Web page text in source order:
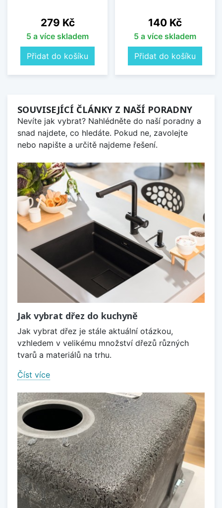
Cena
279 Kč
5 a více skladem
Přidat do košíku
Cena
140 Kč
5 a více skladem
Přidat do košíku
SOUVISEJÍCÍ ČLÁNKY Z NAŠÍ PORADNY
Nevíte jak vybrat? Nahlédněte do naší poradny a
snad najdete, co hledáte. Pokud ne, zavolejte
nebo napište a určitě najdeme řešení.
Jak vybrat dřez do kuchyně
Jak vybrat dřez je stále aktuální otázkou,
vzhledem v velikému množství dřezů různých
tvarů a materiálů na trhu.
Číst více